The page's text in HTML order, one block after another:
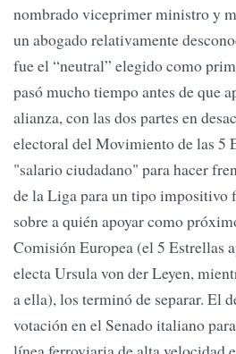
nombrado viceprimer ministro y
un abogado relativamente
fue el “neutral” elegido como
pasó mucho tiempo antes de que
alianza, con las dos partes en
electoral del Movimiento de las 5
"salario ciudadano" para hacer
de la Liga para un tipo impositivo
sobre a quién apoyar como
Comisión Europea (el 5 Estrellas
electa Ursula von der Leyen,
a ella), los terminó de separar. El
votación en el Senado italiano